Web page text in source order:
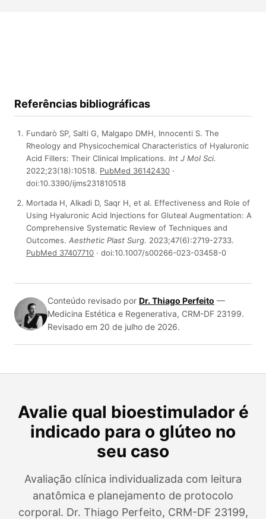
Referências bibliográficas
Fundarò SP, Salti G, Malgapo DMH, Innocenti S. The
Rheology and Physicochemical Characteristics of Hyaluronic
Acid Fillers: Their Clinical Implications. Int J Mol Sci.
2022;23(18):10518. PubMed 36142430 ·
doi:10.3390/ijms231810518
Mortada H, Alkadi D, Saqr H, et al. Effectiveness and Role of
Using Hyaluronic Acid Injections for Gluteal Augmentation: A
Comprehensive Systematic Review of Techniques and
Outcomes. Aesthetic Plast Surg. 2023;47(6):2719-2733.
PubMed 37407710 · doi:10.1007/s00266-023-03458-0
Conteúdo revisado por Dr. Thiago Perfeito —
Medicina Estética e Regenerativa, CRM-DF 23199.
Revisado em 20 de julho de 2026.
Avalie qual bioestimulador é
indicado para o glúteo no
seu caso
Avaliação clínica individualizada com leitura
anatômica e planejamento de protocolo
corporal. Dr. Thiago Perfeito, CRM-DF 23199,